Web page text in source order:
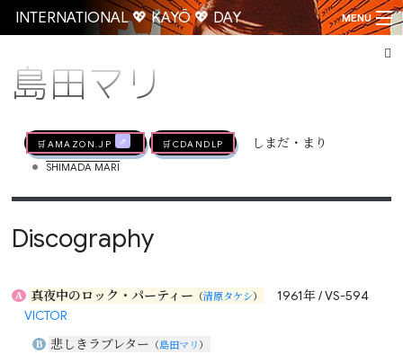
INTERNATIONAL 💖 KAYŌ 💖 DAY MENU
島田マリ
🛒AMAZON.jp 🛒CDandLP しまだ・まり
• SHIMADA MARI
Discography
A 真夜中のロック・パーティー （清原タケシ）
1961年 / VS-594
VICTOR
B 悲しきラブレター （島田マリ ）